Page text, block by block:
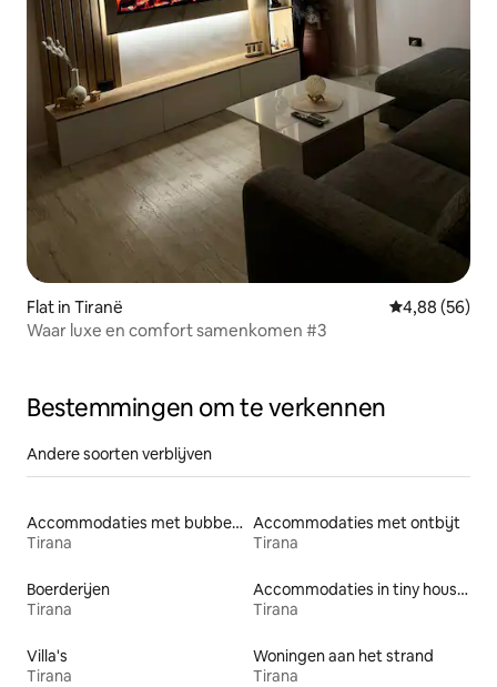
Flat in Tiranë Gemiddelde
4,88 (56)
Waar luxe en comfort samenkomen #3
Bestemmingen om te verkennen
Andere soorten verblijven
Accommodaties met bubbelbad
Tirana
Accommodaties met ontbijt
Tirana
Boerderijen
Tirana
Accommodaties in tiny houses
Tirana
Villa's
Tirana
Woningen aan het strand
Tirana